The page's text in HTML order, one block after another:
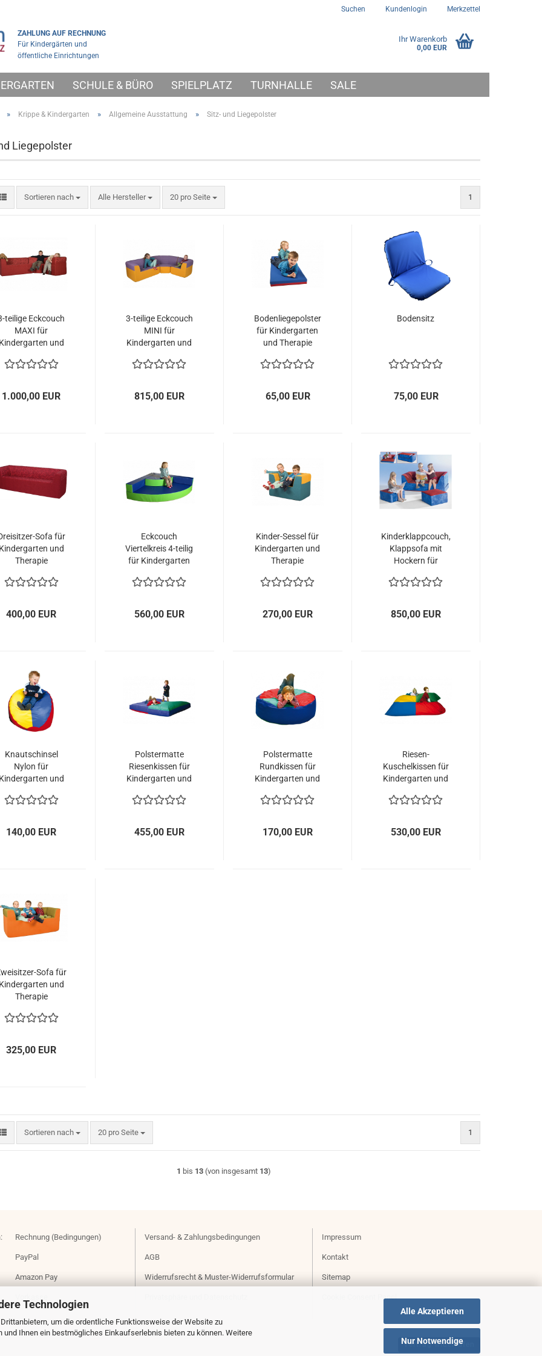
Technologien
um die ordentliche Funktionsweise der Website zu
Ihnen ein bestmögliches Einkaufserlebnis bieten zu können. Weitere
Alle Akzeptieren
Nur Notwendige
Suchen Kundenlogin Merkzettel
ZAHLUNG AUF RECHNUNG
Für Kindergärten und
öffentliche Einrichtungen
Ihr Warenkorb
0,00 EUR
SCHULE & BÜRO SPIELPLATZ TURNHALLE SALE
» Krippe & Kindergarten » Allgemeine Ausstattung » Sitz- und Liegepolster
Liegepolster
Sortieren nach
Sortieren nach Alle Hersteller 20 pro Seite
pro Seite 1
teilige Eckcouch
MAXI für
und
1.000,00 EUR
3-teilige Eckcouch
MINI für
Kindergarten und
815,00 EUR
Bodenliegepolster
für Kindergarten
und Therapie
65,00 EUR
Bodensitz
75,00 EUR
Sofa für
und
Therapie
400,00 EUR
Eckcouch
Viertelkreis 4-teilig
für Kindergarten
560,00 EUR
Kinder-Sessel für
Kindergarten und
Therapie
270,00 EUR
Kinderklappcouch,
Klappsofa mit
Hockern für
Kita
850,00 EUR
Knautschinsel
Nylon für
und
140,00 EUR
Polstermatte
Riesenkissen für
Kindergarten und
455,00 EUR
Polstermatte
Rundkissen für
Kindergarten und
170,00 EUR
Riesen-
Kuschelkissen für
Kindergarten und
530,00 EUR
Sofa für
und
Therapie
325,00 EUR
Sortieren nach
Sortieren nach 20 pro Seite
pro Seite 1
1 bis 13 (von insgesamt 13)
Rechnung (Bedingungen)
PayPal
Amazon Pay
Versand- & Zahlungsbedingungen
AGB
Widerrufsrecht & Muster-Widerrufsformular
Impressum
Kontakt
Sitemap
Cookie Consent Panel
Vertrag widerrufen